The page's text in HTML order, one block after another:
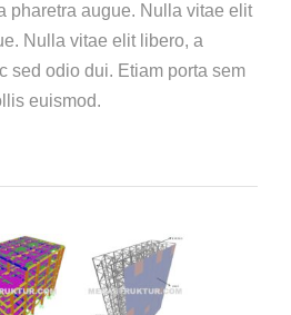
pharetra augue. Nulla vitae elit
Nulla vitae elit libero, a
sed odio dui. Etiam porta sem
euismod.